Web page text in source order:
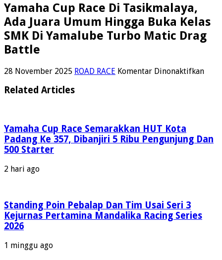
Yamaha Cup Race Di Tasikmalaya,
Ada Juara Umum Hingga Buka Kelas
SMK Di Yamalube Turbo Matic Drag
Battle
28 November 2025 ROAD RACE Komentar Dinonaktifkanpada
Juara
Related Articles
Yamaha Cup Race Semarakkan HUT Kota
Padang Ke 357, Dibanjiri 5 Ribu Pengunjung Dan
500 Starter
2 hari ago
Standing Poin Pebalap Dan Tim Usai Seri 3
Kejurnas Pertamina Mandalika Racing Series
2026
1 minggu ago